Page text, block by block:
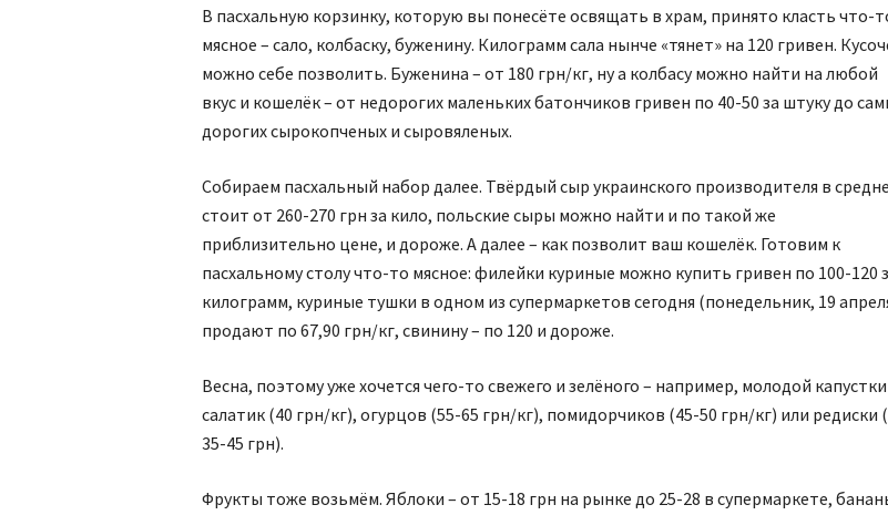
В пасхальную корзинку, которую вы понесёте освящать в храм, принято класть что-
мясное – сало, колбаску, буженину. Килограмм сала нынче «тянет» на 120 гривен.
можно себе позволить. Буженина – от 180 грн/кг, ну а колбасу можно найти на любой
вкус и кошелёк – от недорогих маленьких батончиков гривен по 40-50 за штуку до
дорогих сырокопченых и сыровяленых.
Собираем пасхальный набор далее. Твёрдый сыр украинского производителя в
стоит от 260-270 грн за кило, польские сыры можно найти и по такой же
приблизительно цене, и дороже. А далее – как позволит ваш кошелёк. Готовим к
пасхальному столу что-то мясное: филейки куриные можно купить гривен по 100-120
килограмм, куриные тушки в одном из супермаркетов сегодня (понедельник, 19
продают по 67,90 грн/кг, свинину – по 120 и дороже.
Весна, поэтому уже хочется чего-то свежего и зелёного – например, молодой
салатик (40 грн/кг), огурцов (55-65 грн/кг), помидорчиков (45-50 грн/кг) или редиски
35-45 грн).
Фрукты тоже возьмём. Яблоки – от 15-18 грн на рынке до 25-28 в супермаркете,